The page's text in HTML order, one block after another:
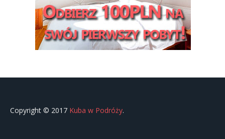
Copyright © 2017 Kuba w Podróży.